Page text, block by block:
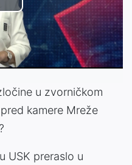
u zvorničkom
kamere Mreže
USK preraslo u